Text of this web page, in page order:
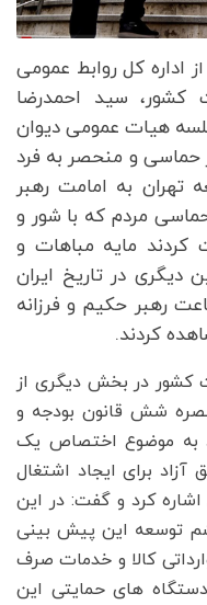
اداره کل روابط عمومی
کشور، سید احمدرضا
هیات عمومی دیوان
حماسی و منحصر به فرد
تهران به امامت رهبر
مردم که با شور و
مایه مباهات و
دیگری در تاریخ ایران
رهبر حکیم و فرزانه
کردند.
در بخش دیگری از
شش قانون بودجه و
به موضوع اختصاص یک
آزاد برای ایجاد اشتغال
کرد و گفت: در این
ششم توسعه این پیش بینی
کالا و خدمات صرف
های حمایتی این